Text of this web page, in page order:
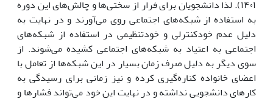
۱۴۰۱). لذا دانشجویان برای فرار از سختی‌ها و چالش‌های این دوره
به استفاده از شبکه‌های اجتماعی روی می‌آورند و در نهایت به
دلیل عدم خودکنترلی و خودتنظیمی در استفاده از شبکه‌های
اجتماعی به اعتیاد به شبکه‌های اجتماعی کشیده می‌شوند. از
سوی دیگر به دلیل صرف زمان بسیار در این شبکه‌ها از تعامل با
اعضای خانواده کناره‌گیری کرده و نیز زمانی برای رسیدگی به
کارهای دانشجویی نداشته و در نهایت این خود می‌تواند فشارها و